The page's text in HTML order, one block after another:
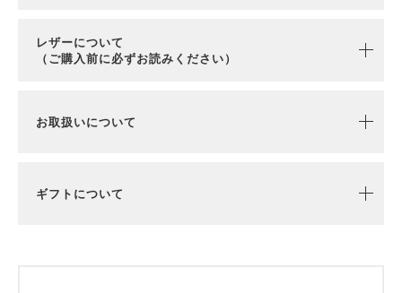
レザーについて
（ご購入前に必ずお読みください）
お取扱いについて
ギフトについて